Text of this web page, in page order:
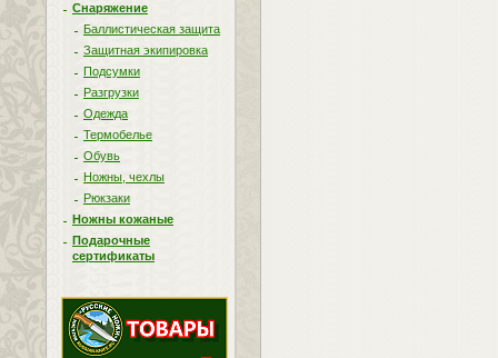
Снаряжение
Баллистическая защита
Защитная экипировка
Подсумки
Разгрузки
Одежда
Термобелье
Обувь
Ножны, чехлы
Рюкзаки
Ножны кожаные
Подарочные
сертификаты